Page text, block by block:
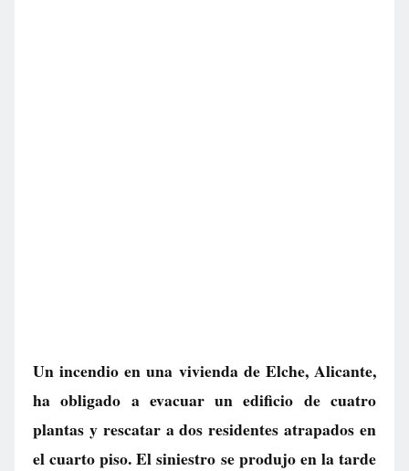
Un incendio en una vivienda de Elche, Alicante,
ha obligado a evacuar un edificio de cuatro
plantas y rescatar a dos residentes atrapados en
el cuarto piso. El siniestro se produjo en la tarde